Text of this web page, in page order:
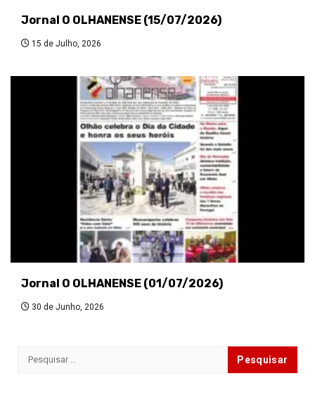
Jornal O OLHANENSE (15/07/2026)
15 de Julho, 2026
Jornal O OLHANENSE (01/07/2026)
30 de Junho, 2026
Pesquisar